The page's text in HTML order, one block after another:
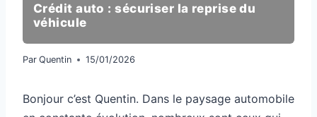
Crédit auto : sécuriser la reprise du
véhicule
Par Quentin 15/01/2026
Bonjour c’est Quentin. Dans le paysage automobile